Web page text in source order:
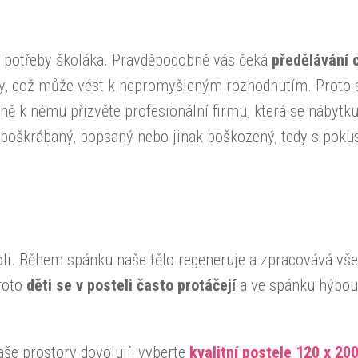
školáka. Pravděpodobně vás čeká předělávání
což může vést k nepromyšleným rozhodnutím. Proto
k němu přizvěte profesionální firmu, která se
popsaný nebo jinak poškozený, tedy s
Během spánku naše tělo regeneruje a zpracovává
děti se v posteli často protáčejí a ve spánku
prostory dovolují, vyberte kvalitní postele 120 x